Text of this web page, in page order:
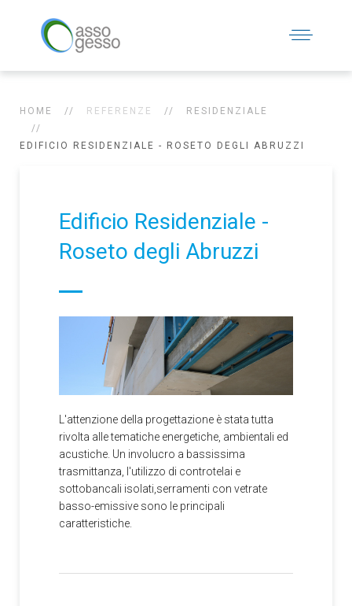
HOME REFERENZE RESIDENZIALE
EDIFICIO RESIDENZIALE - ROSETO DEGLI ABRUZZI
Edificio Residenziale -
Roseto degli Abruzzi
L'attenzione della progettazione è stata tutta
rivolta alle tematiche energetiche, ambientali ed
acustiche. Un involucro a bassissima
trasmittanza, l'utilizzo di controtelai e
sottobancali isolati,serramenti con vetrate
basso-emissive sono le principali
caratteristiche.